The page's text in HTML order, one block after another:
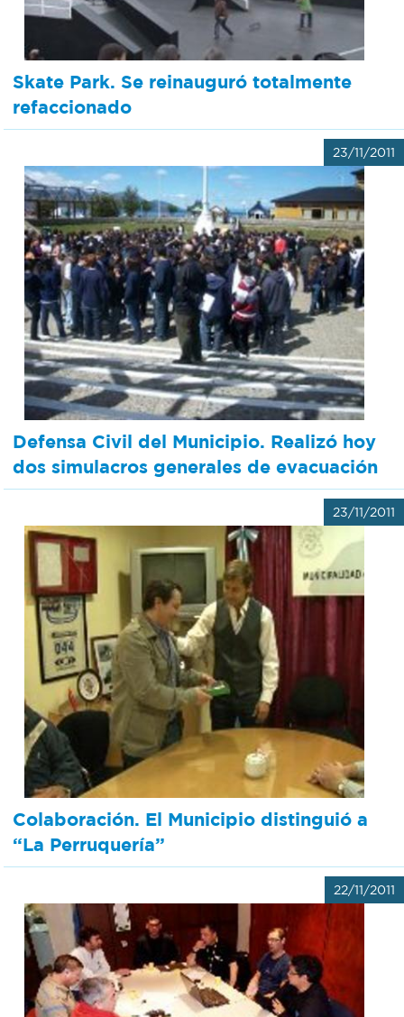
Recarga
SUBE
Skate Park. Se reinauguró totalmente
refaccionado
23/11/2011
Defensa Civil del Municipio. Realizó hoy
dos simulacros generales de evacuación
23/11/2011
Colaboración. El Municipio distinguió a
“La Perruquería”
22/11/2011